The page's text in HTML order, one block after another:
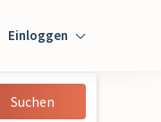
Einloggen
Einloggen
Suchen